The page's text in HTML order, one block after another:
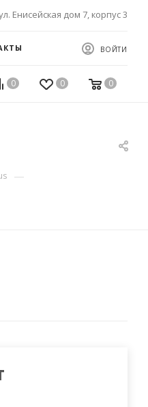
Енисейская дом 7, корпус 3
ВОЙТИ
0 0 0
—